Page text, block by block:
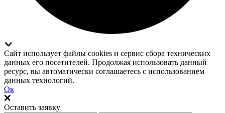
Сайт использует файлы cookies и сервис сбора технических
данных его посетителей. Продолжая использовать данный
ресурс, вы автоматически соглашаетесь с использованием
данных технологий.
Ок
Оставить заявку